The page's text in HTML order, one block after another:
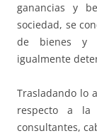
ganancias y
sociedad, se
de bienes y
igualmente
Trasladando lo
respecto a la
consultantes,